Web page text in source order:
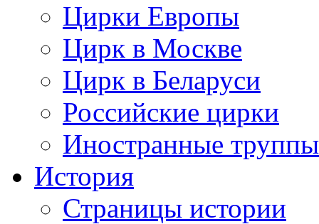
Цирки Европы
Цирк в Москве
Цирк в Беларуси
Российские цирки
Иностранные труппы
История
Страницы истории